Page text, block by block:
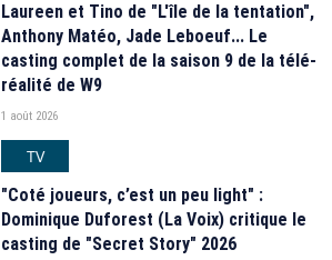
Laureen et Tino de "L'île de la tentation",
Anthony Matéo, Jade Leboeuf... Le
casting complet de la saison 9 de la télé-
réalité de W9
1 août 2026
TV
"Coté joueurs, c’est un peu light" :
Dominique Duforest (La Voix) critique le
casting de "Secret Story" 2026